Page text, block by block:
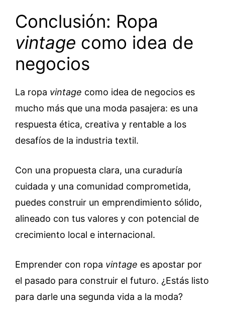
Conclusión: Ropa
vintage como idea de
negocios
La ropa vintage como idea de negocios es
mucho más que una moda pasajera: es una
respuesta ética, creativa y rentable a los
desafíos de la industria textil.
Con una propuesta clara, una curaduría
cuidada y una comunidad comprometida,
puedes construir un emprendimiento sólido,
alineado con tus valores y con potencial de
crecimiento local e internacional.
Emprender con ropa vintage es apostar por
el pasado para construir el futuro. ¿Estás listo
para darle una segunda vida a la moda?